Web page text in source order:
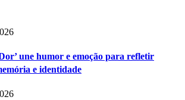
une humor e emoção para refletir
e identidade